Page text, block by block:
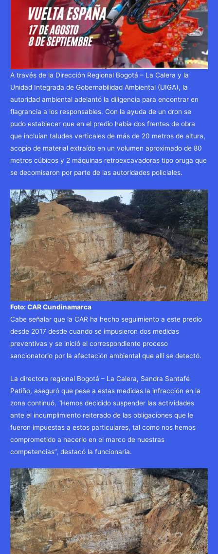
A través de la Dirección Regional Bogotá – La Calera y la
Unidad Integrada de Gobernabilidad Ambiental (UIGA), la
autoridad ambiental adelantó la diligencia para encontrar en
flagrancia a los responsables. Con la ayuda de un dron se
pudo establecer que en el predio había dos frentes de obra
que incluían taludes verticales de más de 20 metros de altura,
acopio de material extraído en un volumen aproximado de 80
metros cúbicos y 2 máquinas retroexcavadoras tipo oruga que
se decomisaron por parte de las autoridades policiales.
Foto: CAR Cundinamarca
Cabe señalar que la CAR ha hecho seguimiento a este predio
desde 2017 desde cuando se impusieron dos medidas
preventivas y se inició el correspondiente proceso
sancionatorio por la afectación ambiental que allí se detectó.
La directora regional Bogotá – La Calera, Sandra Santafé
Patiño, aseguró que pese a estas medidas la infracción en la
zona continuó. “Hemos decidido suspender las actividades
ante el incumplimiento reiterado de las obligaciones que le
fueron impuestas a estos particulares, tal como nos hemos
comprometido a hacerlo en el marco de nuestras
competencias”, destacó la funcionaria.